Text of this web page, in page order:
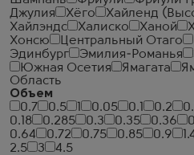
Джулия
Хёго Хайленд
Хайлэндс
Халиско Ханой
Хонсю
Центральный Отаго
Эдинбург
Эмилия-Романья
Южная Осетия
Ямагата
Область
Объем
0.7
0.5 0.05 0.1 0.2
0.18
0.285 0.3 0.35 0.36
0.64
0.72 0.75 0.85 0.9
2.5
3
4.5